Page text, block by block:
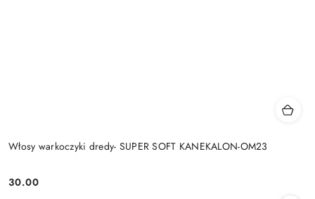
Włosy warkoczyki dredy- SUPER SOFT KANEKALON-OM23
Cena:
30.00